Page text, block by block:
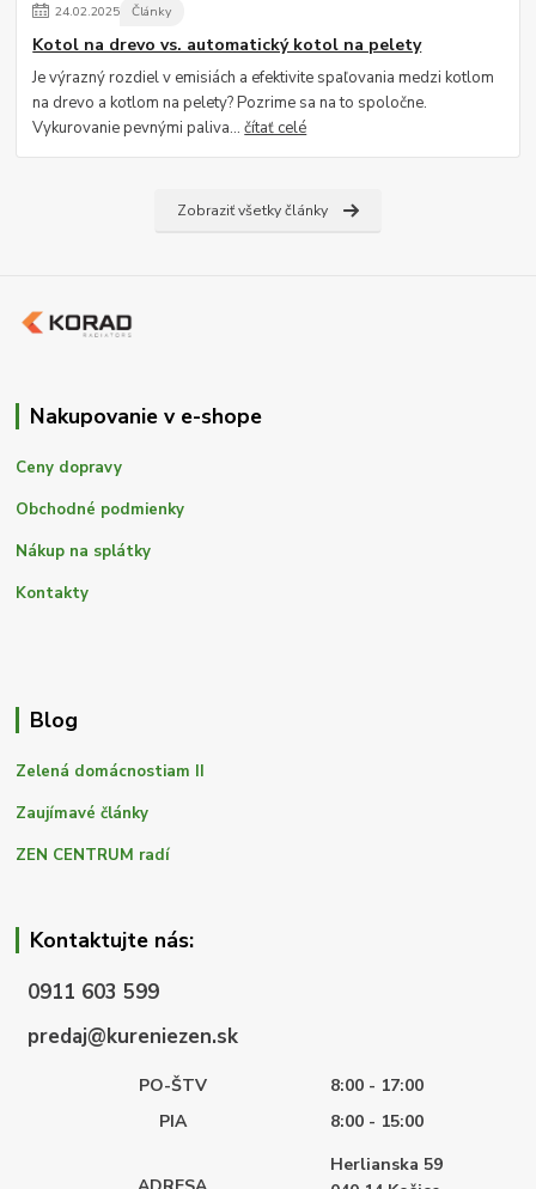
24.02.2025 Články
Kotol na drevo vs. automatický kotol na pelety
Je výrazný rozdiel v emisiách a efektivite spaľovania medzi kotlom
na drevo a kotlom na pelety? Pozrime sa na to spoločne.
Vykurovanie pevnými paliva...čítať celé
Zobraziť všetky články
Nakupovanie v e-shope
Ceny dopravy
Obchodné podmienky
Nákup na splátky
Kontakty
Blog
Zelená domácnostiam II
Zaujímavé články
ZEN CENTRUM radí
Kontaktujte nás:
0911 603 599
predaj@kureniezen.sk
PO-ŠTV
8:00 - 17:00
PIA
8:00 - 15:00
Herlianska 59